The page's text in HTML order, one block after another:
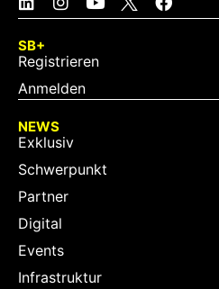
SB+
Registrieren
Anmelden
NEWS
Exklusiv
Schwerpunkt
Partner
Digital
Events
Infrastruktur